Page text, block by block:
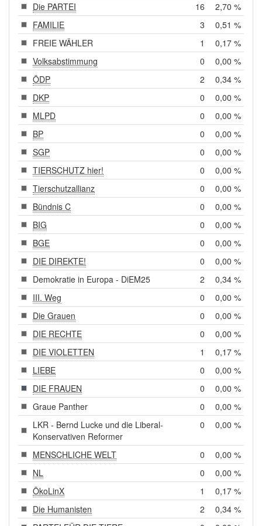
Die PARTEI
16
2,70 %
FAMILIE
3
0,51 %
FREIE WÄHLER
1
0,17 %
Volksabstimmung
0
0,00 %
ÖDP
2
0,34 %
DKP
0
0,00 %
MLPD
0
0,00 %
BP
0
0,00 %
SGP
0
0,00 %
TIERSCHUTZ hier!
0
0,00 %
Tierschutzallianz
0
0,00 %
Bündnis C
0
0,00 %
BIG
0
0,00 %
BGE
0
0,00 %
DIE DIREKTE!
0
0,00 %
Demokratie in Europa - DiEM25
2
0,34 %
III. Weg
0
0,00 %
Die Grauen
0
0,00 %
DIE RECHTE
0
0,00 %
DIE VIOLETTEN
1
0,17 %
LIEBE
0
0,00 %
DIE FRAUEN
0
0,00 %
Graue Panther
0
0,00 %
LKR - Bernd Lucke und die Liberal-
Konservativen Reformer
0 0,00 %
MENSCHLICHE WELT 0
0,00 %
NL
0
0,00 %
ÖkoLinX
1
0,17 %
Die Humanisten
2
0,34 %